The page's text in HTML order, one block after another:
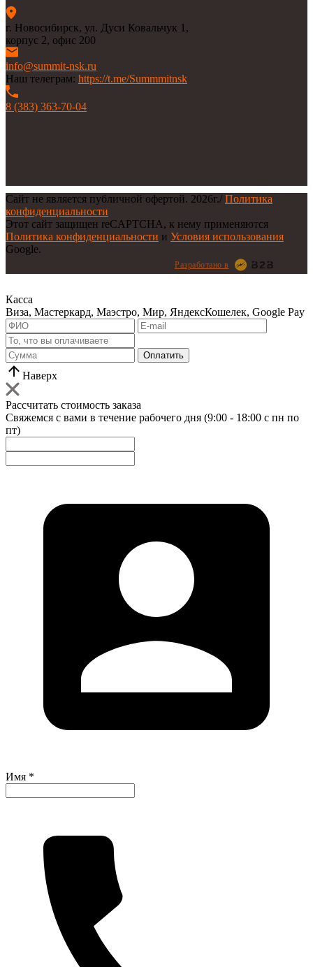
г. Новосибирск, ул. Дуси Ковальчук 1,
корпус 2, офис 200
info@summit-nsk.ru
Наш телеграм: https://t.me/Summmitnsk
8 (383) 363-70-04
Сайт не является публичной офертой. 2026г./ Политика
конфиденциальности
Этот сайт защищен reCAPTCHA, к нему применяются
Политика конфиденциальности и Условия использования
Google.
Разработано в
Касса
Виза, Мастеркард, Маэстро, Мир, ЯндексКошелек, Google Pay
Оплатить
Наверх
Рассчитать стоимость заказа
Свяжемся с вами в течение рабочего дня (9:00 - 18:00 с пн по
пт)
Имя *